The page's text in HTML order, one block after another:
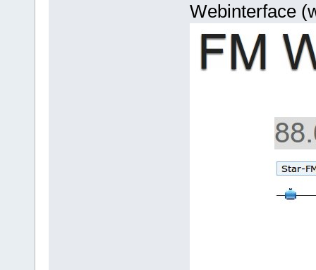
Webinterface